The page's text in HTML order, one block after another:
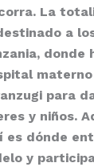
La
a
para
y niños.
es dónde
y